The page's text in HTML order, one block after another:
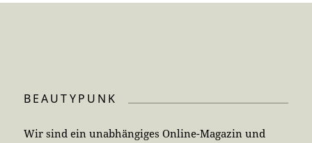
BEAUTYPUNK
Wir sind ein unabhängiges Online-Magazin und